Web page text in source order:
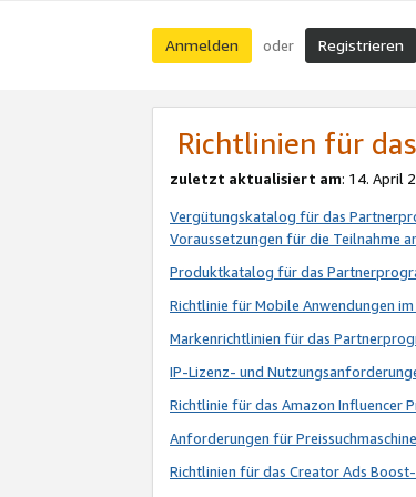
Anmelden oder Registrieren
Richtlinien für
zuletzt aktualisiert am: 14. April
Vergütungskatalog für das
Voraussetzungen für die Teilnahme
Produktkatalog für das
Richtlinie für Mobile Anwendungen
Markenrichtlinien für das
IP-Lizenz- und
Richtlinie für das Amazon Influencer
Anforderungen für
Richtlinien für das Creator Ads